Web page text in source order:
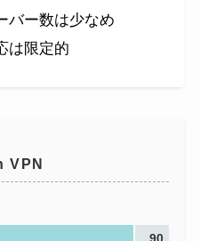
バー数は少なめ
は限定的
VPN
90